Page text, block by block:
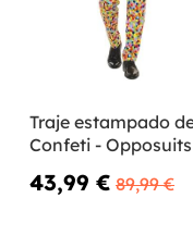
Traje estampado
Confeti - Opposuits
43,99 € 89,99 €